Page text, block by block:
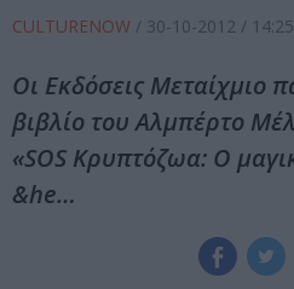
CULTURENOW / 30-10-2012 / 14:25
Οι Εκδόσεις Μεταίχμιο
βιβλίο του Αλμπέρτο
«SOS Κρυπτόζωα: Ο
&he…